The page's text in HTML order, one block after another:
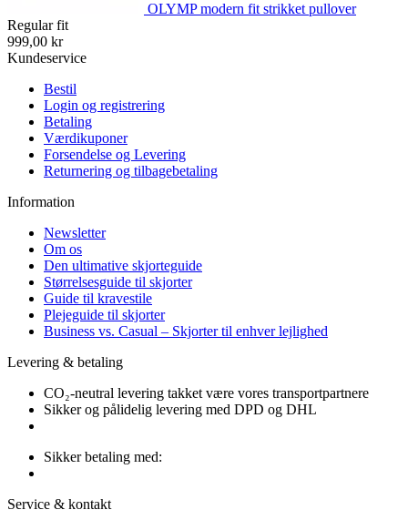
OLYMP modern fit strikket pullover
Regular fit
999,00 kr
Kundeservice
Bestil
Login og registrering
Betaling
Værdikuponer
Forsendelse og Levering
Returnering og tilbagebetaling
Information
Newsletter
Om os
Den ultimative skjorteguide
Størrelsesguide til skjorter
Guide til kravestile
Plejeguide til skjorter
Business vs. Casual – Skjorter til enhver lejlighed
Levering & betaling
CO₂-neutral levering takket være vores transportpartnere
Sikker og pålidelig levering med DPD og DHL
Sikker betaling med:
Service & kontakt